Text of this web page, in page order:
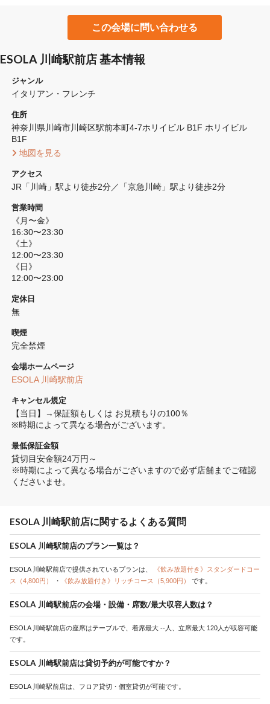
この会場に問い合わせる
ESOLA 川崎駅前店 基本情報
ジャンル
イタリアン・フレンチ
住所
神奈川県川崎市川崎区駅前本町4-7ホリイビル B1F ホリイビル
B1F
地図を見る
アクセス
JR「川崎」駅より徒歩2分／「京急川崎」駅より徒歩2分
営業時間
《月〜金》
16:30〜23:30
《土》
12:00〜23:30
《日》
12:00〜23:00
定休日
無
喫煙
完全禁煙
会場ホームページ
ESOLA 川崎駅前店
キャンセル規定
【当日】→保証額もしくは お見積もりの100％
※時期によって異なる場合がございます。
最低保証金額
貸切目安金額24万円～
※時期によって異なる場合がございますので必ず店舗までご確認
くださいませ。
ESOLA 川崎駅前店に関するよくある質問
ESOLA 川崎駅前店のプラン一覧は？
ESOLA 川崎駅前店で提供されているプランは、
《飲み放題付き》スタンダードコー
ス（4,800円）
・ 《飲み放題付き》リッチコース（5,900円） です。
ESOLA 川崎駅前店の会場・設備・席数/最大収容人数は？
ESOLA 川崎駅前店の座席はテーブルで、着席最大 --人、立席最大 120人が収容可能
です。
ESOLA 川崎駅前店は貸切予約が可能ですか？
ESOLA 川崎駅前店は、フロア貸切・個室貸切が可能です。